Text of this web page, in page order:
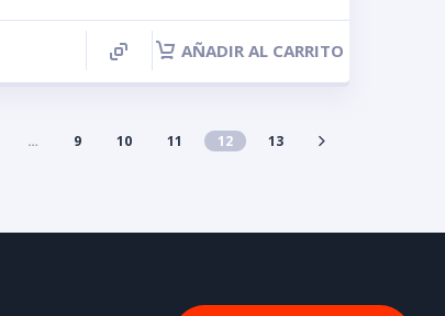
AÑADIR AL CARRITO
… 9 10 11 12 13